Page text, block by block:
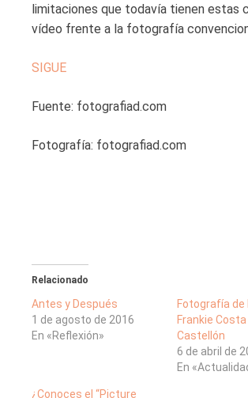
limitaciones que todavía tienen estas
vídeo frente a la fotografía
SIGUE
Fuente: fotografiad.com
Fotografía: fotografiad.com
Relacionado
Antes y Después
1 de agosto de 2016
En «Reflexión»
Fotografía de
Frankie Costa
Castellón
6 de abril de
En
¿Conoces el “Picture